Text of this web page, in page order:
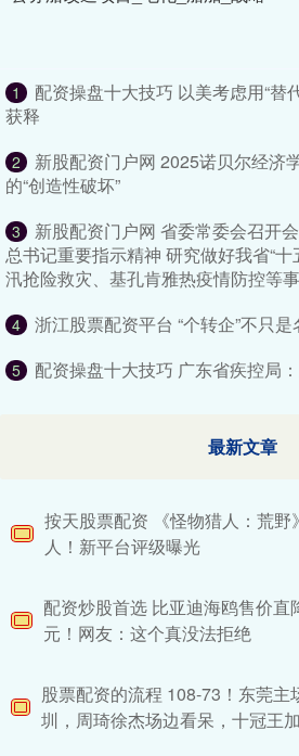
1
配资操盘十大技巧 以美考虑用“替
获释
2
新股配资门户网 2025诺贝尔经济
的“创造性破坏”
3
新股配资门户网 省委常委会召开
总书记重要指示精神 研究做好我省“
汛抢险救灾、基孔肯雅热疫情防控等
4 浙江股票配资平台 “个转企”不只
5 配资操盘十大技巧 广东省疾控局
最新文章
按天股票配资 《怪物猎人：荒野
人！新平台评级曝光
配资炒股首选 比亚迪海鸥售价直
元！网友：这个真没法拒绝
股票配资的流程 108-73！东莞主
圳，周琦徐杰场边看呆，十冠王